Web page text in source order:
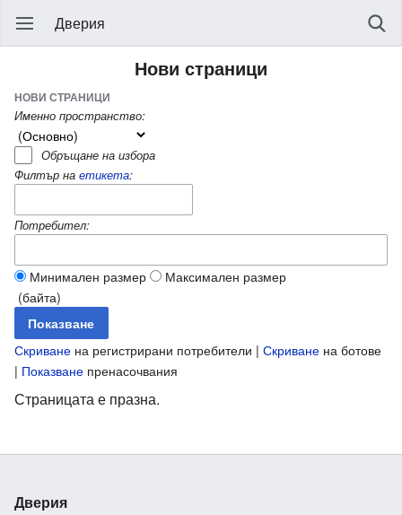
Дверия
Нови страници
НОВИ СТРАНИЦИ
Именно пространство:
Обръщане на избора
Филтър на етикета:
Потребител:
Минимален размер
Максимален размер
(байта)
Скриване на регистрирани потребители | Скриване на ботове
| Показване пренасочвания
Страницата е празна.
Дверия